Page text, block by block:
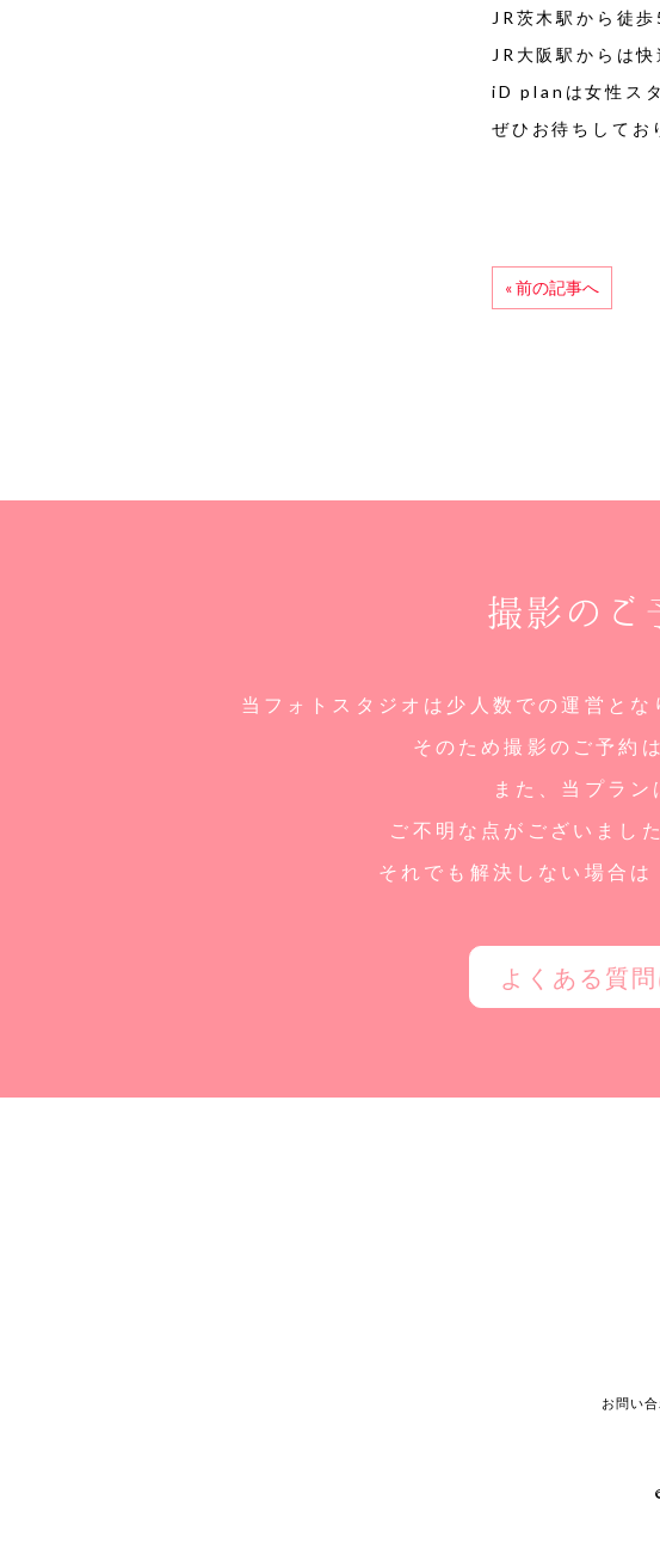
JR茨木駅から徒歩
JR大阪駅からは
iD planは女性ス
ぜひお待ちしてお
« 前の記事へ
撮影のご
当フォトスタジオは少人数での運営と
そのため撮影のご予約
また、当プラン
ご不明な点がございまし
それでも解決しない場合
よくある質
お問い